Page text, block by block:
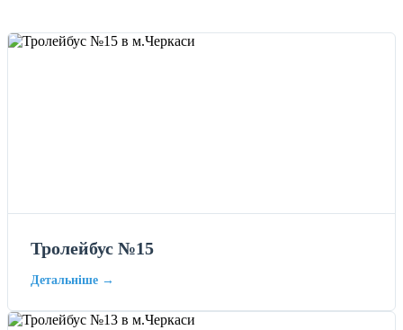
Тролейбус №15
Детальніше →